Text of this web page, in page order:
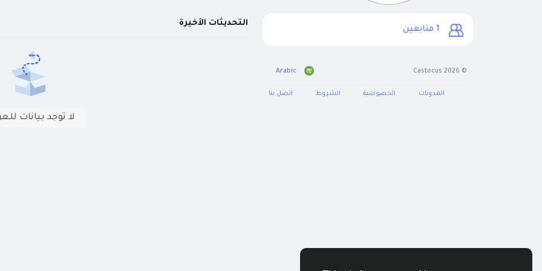
1 متابعين
© 2026 Castocus
Arabic
المدونات الخصوصية الشروط اتصل بنا
التحديثات الأخيرة
لا توجد بيانات